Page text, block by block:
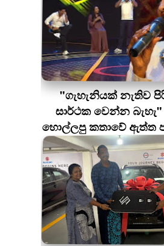
"ගැහැනියක් නැතිව
සාර්ථක වෙන්න බැහැ"
හොල්ලපු කතාවේ ඇත්ත